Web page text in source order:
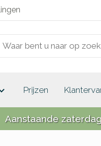
Prijzen
Aanstaande